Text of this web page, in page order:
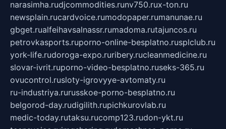
narasimha.rudjcommodities.runv750.rux-ton.ru
newsplain.rucardvoice.rumodopaper.rumanunae.ru
gbget.rualfeihavsalnassr.rumadoma.rutajuncos.ru
petrovkasports.ruporno-online-besplatno.rusplclub.ru
york-life.rudoroga-expo.ruribery.rucleanmedicine.ru
slovar-ivrit.ruporno-video-besplatno.ruseks-365.ru
ovucontrol.rusloty-igrovyye-avtomaty.ru
ru-industriya.rurusskoe-porno-besplatno.ru
belgorod-day.rudigilith.rupichkurovlab.ru
medic-today.rutaksu.rucomp123.rudon-ykt.ru